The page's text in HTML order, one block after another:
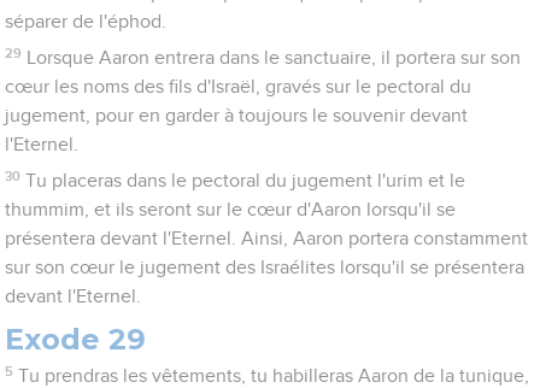
séparer de l'éphod.
29
Lorsque Aaron entrera dans le sanctuaire, il portera sur son
cœur les noms des fils d'Israël, gravés sur le pectoral du
jugement, pour en garder à toujours le souvenir devant
l'Eternel.
30 Tu placeras dans le pectoral du jugement l'urim et le
thummim, et ils seront sur le cœur d'Aaron lorsqu'il se
présentera devant l'Eternel. Ainsi, Aaron portera constamment
sur son cœur le jugement des Israélites lorsqu'il se présentera
devant l'Eternel.
Exode 29
5 Tu prendras les vêtements, tu habilleras Aaron de la tunique,